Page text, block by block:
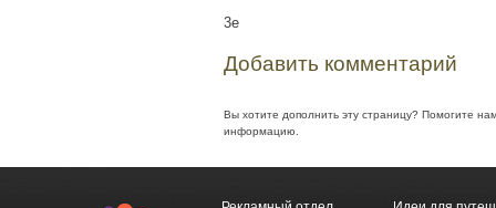
3e
Добавить комментарий
Вы хотите дополнить эту страницу? Помогите
информацию.